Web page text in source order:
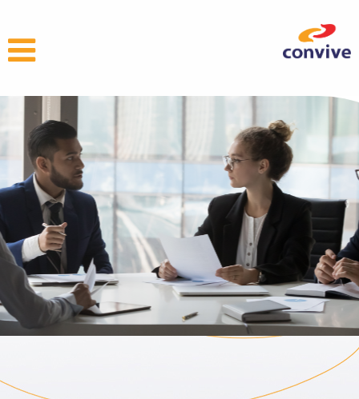
QUIÉNES
SOMOS
Somos tu aliado para ayudarte en tus necesidades financieras